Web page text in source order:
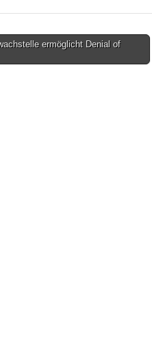
ermöglicht Denial of